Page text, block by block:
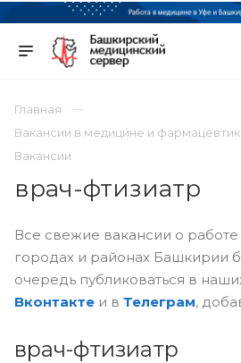
Главная
Вакансии в медицине и
Вакансии
врач-фтизиатр
Все свежие вакансии о
городах и районах Башкирии
очередь публиковаться в
Вконтакте и в Телеграм,
врач-фтизиатр